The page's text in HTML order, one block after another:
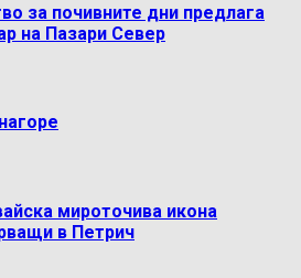
за почивните дни предлага
на Пазари Север
мироточива икона
в Петрич